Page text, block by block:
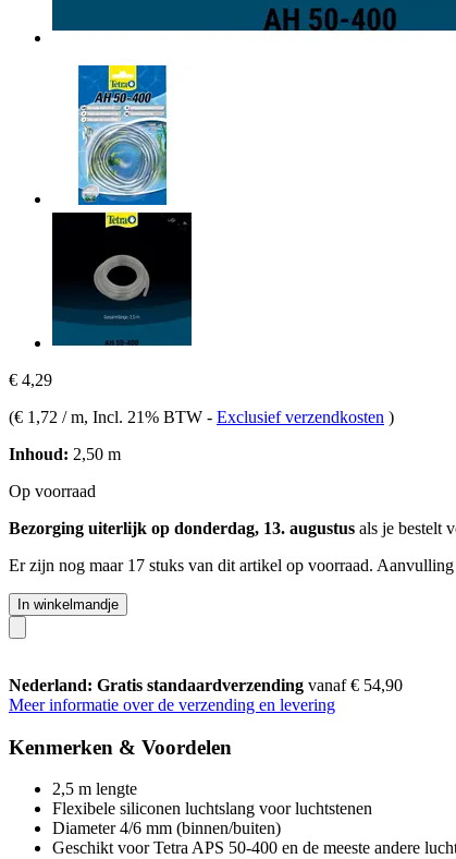
€ 4,29
(€ 1,72 / m, Incl. 21% BTW - Exclusief verzendkosten )
Inhoud: 2,50 m
Op voorraad
Bezorging uiterlijk op donderdag, 13. augustus als je bestelt
Er zijn nog maar 17 stuks van dit artikel op voorraad.
In winkelmandje
Nederland: Gratis standaardverzending vanaf € 54,90
Meer informatie over de verzending en levering
Kenmerken & Voordelen
2,5 m lengte
Flexibele siliconen luchtslang voor luchtstenen
Diameter 4/6 mm (binnen/buiten)
Geschikt voor Tetra APS 50-400 en de meeste andere